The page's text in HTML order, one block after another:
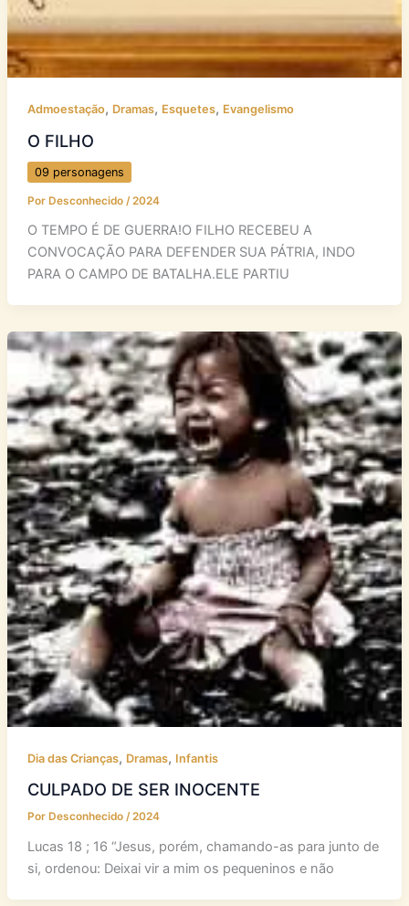
Admoestação, Dramas, Esquetes, Evangelismo
O FILHO
09 personagens
Por Desconhecido /2024
O TEMPO É DE GUERRA!O FILHO RECEBEU A
CONVOCAÇÃO PARA DEFENDER SUA PÁTRIA, INDO
PARA O CAMPO DE BATALHA.ELE PARTIU
Dia das Crianças, Dramas, Infantis
CULPADO DE SER INOCENTE
Por Desconhecido /2024
Lucas 18 ; 16 “Jesus, porém, chamando-as para junto de
si, ordenou: Deixai vir a mim os pequeninos e não